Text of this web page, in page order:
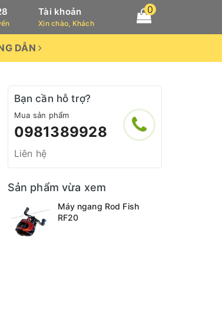
Tài khoản
Xin chào, Khách
0
DẪN
Bạn cần hỗ trợ?
Mua sản phẩm
0981389928
Liên hệ
Sản phẩm vừa xem
Máy ngang Rod Fish
RF20